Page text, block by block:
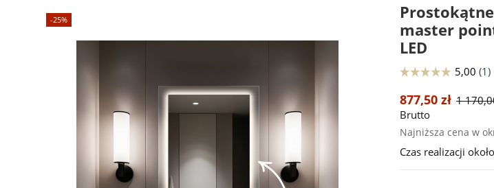
-25%
master
LED
877,50 zł 1
Brutto
Najniższa cena w
Czas realizacji